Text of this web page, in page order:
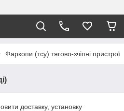
Фаркопи (тсу) тягово-зчіпні пристрої
доставку, установку